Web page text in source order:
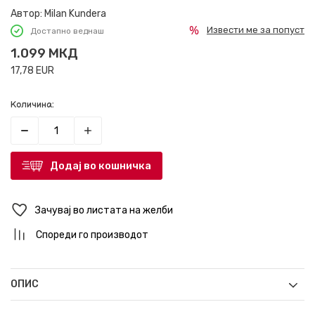
Автор: Milan Kundera
Достапно веднаш
1.099 МКД
17,78 EUR
Извести ме за попуст
Количина:
Додај во кошничка
Зачувај во листата на желби
Спореди го производот
ОПИС